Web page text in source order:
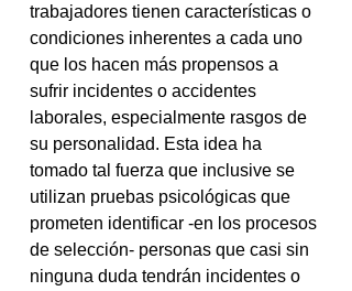
trabajadores tienen características o
condiciones inherentes a cada uno
que los hacen más propensos a
sufrir incidentes o accidentes
laborales, especialmente rasgos de
su personalidad. Esta idea ha
tomado tal fuerza que inclusive se
utilizan pruebas psicológicas que
prometen identificar -en los procesos
de selección- personas que casi sin
ninguna duda tendrán incidentes o